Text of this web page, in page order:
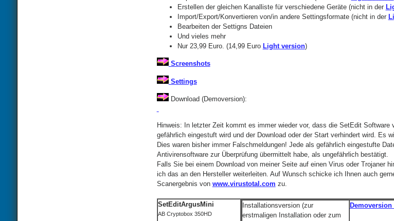
Erstellen der gleichen Kanalliste für verschiedene Geräte (nicht in der
Import/Export/Konvertieren von/in andere Settingsformate (nicht in der
Bearbeiten der Settigns Dateien
Und vieles mehr
Nur 23,99 Euro. (14,99 Euro Light version)
Screenshots
Settings
Download (Demoversion):
Hinweis: In letzter Zeit kommt es immer wieder vor, dass die SetEdit Software
gefährlich eingestuft wird und der Download oder der Start verhindert wird. Es
Dies waren bisher immer Falschmeldungen! Jede als gefährlich eingestufte
Antivirensoftware zur Überprüfung übermittelt habe, als ungefährlich bestätigt.
Falls Sie bei einem Download von meiner Seite auf einen Virus oder Trojaner
ich das an den Hersteller weiterleiten. Auf Wunsch schicke ich Ihnen auch
Scanergebnis von www.virustotal.com zu.
SetEditArgusMini
AB Cryptobox 350HD
Installationsversion (zur
erstmaligen Installation oder zum